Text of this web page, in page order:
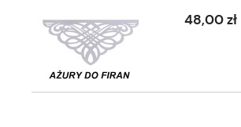
48,00 zł